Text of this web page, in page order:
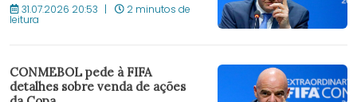
31.07.2026 20:53 2 minutos de
leitura
CONMEBOL pede à FIFA
detalhes sobre venda de ações